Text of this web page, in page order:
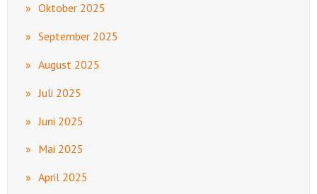
Oktober 2025
September 2025
August 2025
Juli 2025
Juni 2025
Mai 2025
April 2025